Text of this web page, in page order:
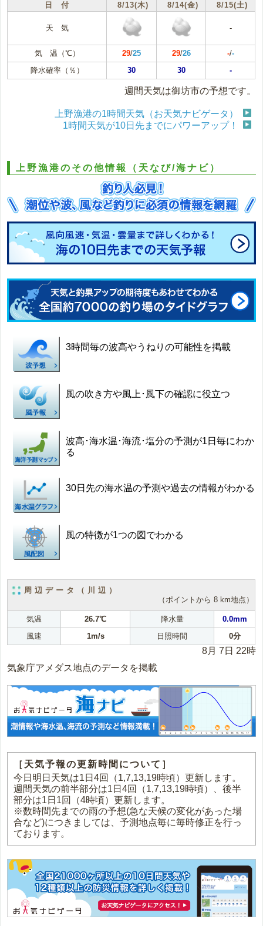
日 付 8/13(木) 8/14(金) 8/15(土)
天 気 -
気 温（℃） 29/25 29/26 -/-
降水確率（％）
30 30 -
週間天気は御坊市の予想です。
上野漁港の1時間天気（お天気ナビゲータ）
1時間天気が10日先までにパワーアップ！
上野漁港のその他情報（天なび/海ナビ）
3時間毎の波高やうねりの可能性を掲載
風の吹き方や風上･風下の確認に役立つ
波高･海水温･海流･塩分の予測が1日毎にわか
る
30日先の海水温の予測や過去の情報がわかる
風の特徴が1つの図でわかる
周辺データ（川辺）
（ポイントから 8 km地点）
気温 26.7℃ 降水量
0.0mm
風速
1m/s 日照時間 0分
8月 7日 22時
気象庁アメダス地点のデータを掲載
［天気予報の更新時間について］
今日明日天気は1日4回（1,7,13,19時頃）更新します。
週間天気の前半部分は1日4回（1,7,13,19時頃）、後半
部分は1日1回（4時頃）更新します。
※数時間先までの雨の予想(急な天候の変化があった場
合など)につきましては、予測地点毎に毎時修正を行っ
ております。